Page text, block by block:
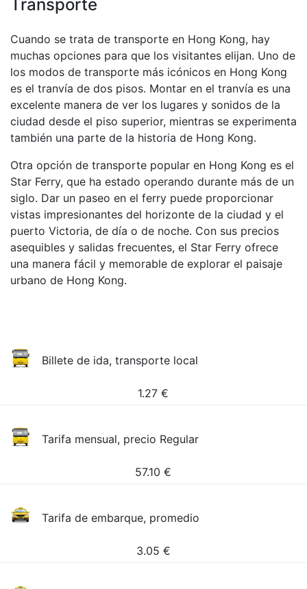
Transporte
Cuando se trata de transporte en Hong Kong, hay
muchas opciones para que los visitantes elijan. Uno de
los modos de transporte más icónicos en Hong Kong
es el tranvía de dos pisos. Montar en el tranvía es una
excelente manera de ver los lugares y sonidos de la
ciudad desde el piso superior, mientras se experimenta
también una parte de la historia de Hong Kong.
Otra opción de transporte popular en Hong Kong es el
Star Ferry, que ha estado operando durante más de un
siglo. Dar un paseo en el ferry puede proporcionar
vistas impresionantes del horizonte de la ciudad y el
puerto Victoria, de día o de noche. Con sus precios
asequibles y salidas frecuentes, el Star Ferry ofrece
una manera fácil y memorable de explorar el paisaje
urbano de Hong Kong.
Billete de ida, transporte local
1.27 €
Tarifa mensual, precio Regular
57.10 €
Tarifa de embarque, promedio
3.05 €